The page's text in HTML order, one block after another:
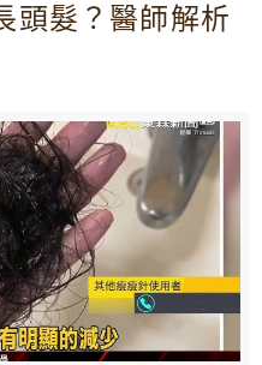
頭髮？醫師解析